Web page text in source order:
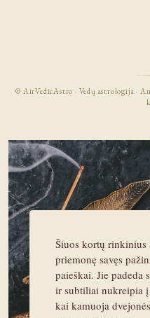
© AirVedicAstro · Vedų astrologija ·
Šiuos kortų
priemonę savęs
paieškai. Jie padeda
ir subtiliai nukreipia į
kai kamuoja